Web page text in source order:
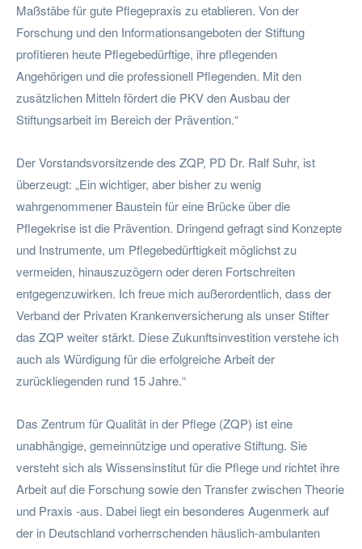
Maßstäbe für gute Pflegepraxis zu etablieren. Von der
Forschung und den Informationsangeboten der Stiftung
profitieren heute Pflegebedürftige, ihre pflegenden
Angehörigen und die professionell Pflegenden. Mit den
zusätzlichen Mitteln fördert die PKV den Ausbau der
Stiftungsarbeit im Bereich der Prävention.“
Der Vorstandsvorsitzende des ZQP, PD Dr. Ralf Suhr, ist
überzeugt: „Ein wichtiger, aber bisher zu wenig
wahrgenommener Baustein für eine Brücke über die
Pflegekrise ist die Prävention. Dringend gefragt sind Konzepte
und Instrumente, um Pflegebedürftigkeit möglichst zu
vermeiden, hinauszuzögern oder deren Fortschreiten
entgegenzuwirken. Ich freue mich außerordentlich, dass der
Verband der Privaten Krankenversicherung als unser Stifter
das ZQP weiter stärkt. Diese Zukunftsinvestition verstehe ich
auch als Würdigung für die erfolgreiche Arbeit der
zurückliegenden rund 15 Jahre.“
Das Zentrum für Qualität in der Pflege (ZQP) ist eine
unabhängige, gemeinnützige und operative Stiftung. Sie
versteht sich als Wissensinstitut für die Pflege und richtet ihre
Arbeit auf die Forschung sowie den Transfer zwischen Theorie
und Praxis -aus. Dabei liegt ein besonderes Augenmerk auf
der in Deutschland vorherrschenden häuslich-ambulanten